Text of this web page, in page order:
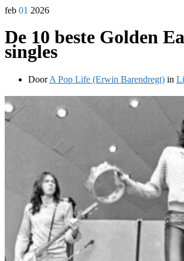
feb 01 2026
De 10 beste Golden
singles
DoorA Pop Life (Erwin Barendregt) in